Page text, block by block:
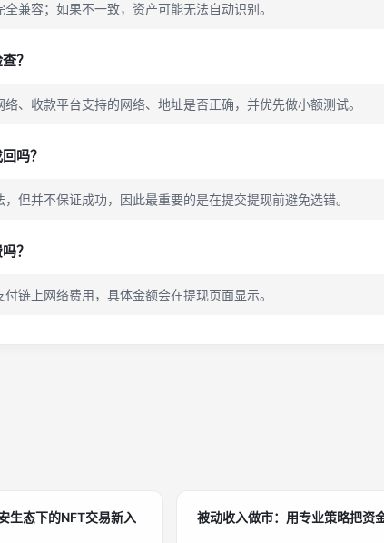
兼容；如果不一致，资产可能无法自动识别。
？
、收款平台支持的网络、地址是否正确，并优先做小额测试。
吗？
但并不保证成功，因此最重要的是在提交提现前避免选错。
？
链上网络费用，具体金额会在提现页面显示。
生态下的NFT交易新入
被动收入做市：用专业策略把资